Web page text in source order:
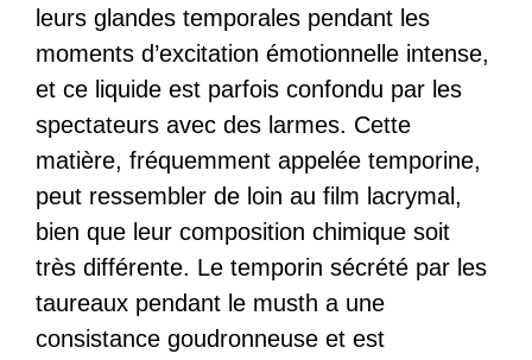
leurs glandes temporales pendant les
moments d’excitation émotionnelle intense,
et ce liquide est parfois confondu par les
spectateurs avec des larmes. Cette
matière, fréquemment appelée temporine,
peut ressembler de loin au film lacrymal,
bien que leur composition chimique soit
très différente. Le temporin sécrété par les
taureaux pendant le musth a une
consistance goudronneuse et est